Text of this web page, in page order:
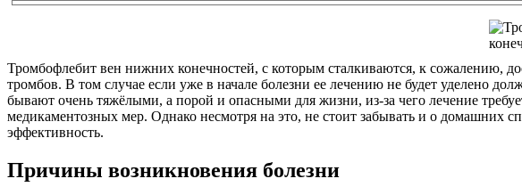
Тромбофлебит вен нижних конечностей, с которым сталкиваются, к сожалению,
тромбов. В том случае если уже в начале болезни ее лечению не будет уделено
бывают очень тяжёлыми, а порой и опасными для жизни, из-за чего лечение
медикаментозных мер. Однако несмотря на это, не стоит забывать и о домашних
эффективность.
Причины возникновения болезни